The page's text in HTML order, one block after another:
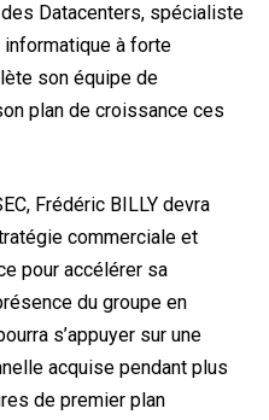
Datacenters, spécialiste
à forte
son équipe de
plan de croissance ces
Frédéric BILLY devra
commerciale et
pour accélérer sa
du groupe en
s’appuyer sur une
acquise pendant plus
de premier plan